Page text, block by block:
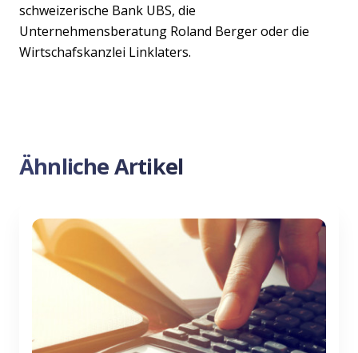
schweizerische Bank UBS, die
Unternehmensberatung Roland Berger oder die
Wirtschafskanzlei Linklaters.
Ähnliche Artikel